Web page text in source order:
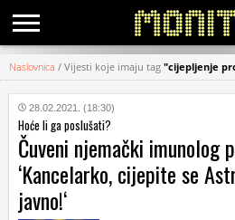
KATEGORIJE
HRVATSKI
WEB
Naslovnica / Vijesti koje imaju tag "cijepljenje
28.02.2021. (18:30)
Hoće li ga poslušati?
Čuveni njemački imunolog
‘Kancelarko, cijepite se
javno!‘